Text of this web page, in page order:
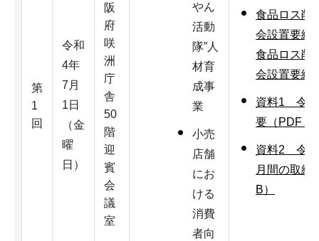
第
1
回
令和
4年
7月
1日
（金
曜
日）
阪
府
咲
洲
庁
舎
50
階
迎
賓
会
議
室
やん
活動
隊”人
材育
成事
業
小売
店舗
にお
ける
消費
者向
食品ロス削
会設置要綱
食品ロス削
会設置要綱
資料1 令和
要（PDF：
資料2 令和
月間の取組
B）